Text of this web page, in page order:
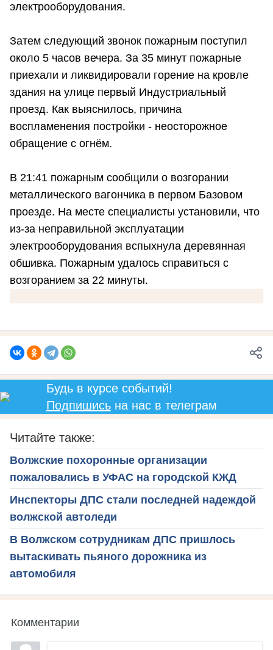
электрооборудования.
Затем следующий звонок пожарным поступил
около 5 часов вечера. За 35 минут пожарные
приехали и ликвидировали горение на кровле
здания на улице первый Индустриальный
проезд. Как выяснилось, причина
воспламенения постройки - неосторожное
обращение с огнём.
В 21:41 пожарным сообщили о возгорании
металлического вагончика в первом Базовом
проезде. На месте специалисты установили, что
из-за неправильной эксплуатации
электрооборудования вспыхнула деревянная
обшивка. Пожарным удалось справиться с
возгоранием за 22 минуты.
Будь в курсе событий!
Подпишисьна нас в телеграм
Читайте также:
Волжские похоронные организации
пожаловались в УФАС на городской КЖД
Инспекторы ДПС стали последней надеждой
волжской автоледи
В Волжском сотрудникам ДПС пришлось
вытаскивать пьяного дорожника из
автомобиля
Комментарии